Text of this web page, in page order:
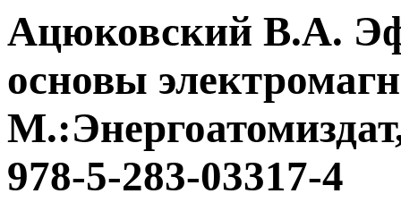
Ацюковский В.А.
основы
978-5-283-03317-4